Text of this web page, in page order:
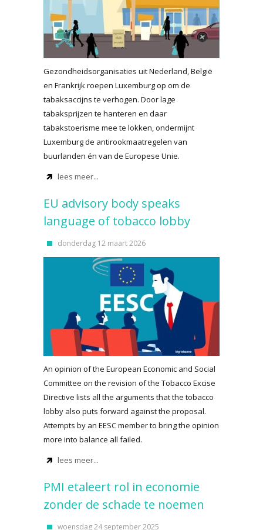
Gezondheidsorganisaties uit Nederland, België
en Frankrijk roepen Luxemburg op om de
tabaksaccijns te verhogen. Door lage
tabaksprijzen te hanteren en daar
tabakstoerisme mee te lokken, ondermijnt
Luxemburg de antirookmaatregelen van
buurlanden én van de Europese Unie.
lees meer...
EU advisory body speaks
language of tobacco lobby
donderdag 12 maart 2026
An opinion of the European Economic and Social
Committee on the revision of the Tobacco Excise
Directive lists all the arguments that the tobacco
lobby also puts forward against the proposal.
Attempts by an EESC member to bring the opinion
more into balance all failed.
lees meer...
PMI etaleert rol in economie
zonder de schade te noemen
woensdag 24 september 2025